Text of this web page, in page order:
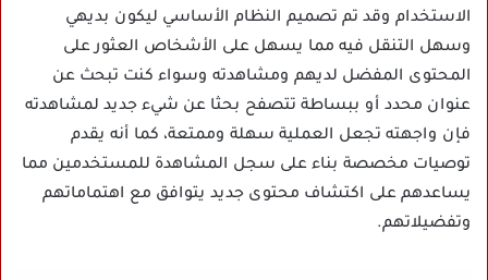
الاستخدام وقد تم تصميم النظام الأساسي ليكون بديهي
وسهل التنقل فيه مما يسهل على الأشخاص العثور على
المحتوى المفضل لديهم ومشاهدته وسواء كنت تبحث عن
عنوان محدد أو ببساطة تتصفح بحثا عن شيء جديد لمشاهدته
فإن واجهته تجعل العملية سهلة وممتعة، كما أنه يقدم
توصيات مخصصة بناء على سجل المشاهدة للمستخدمين مما
يساعدهم على اكتشاف محتوى جديد يتوافق مع اهتماماتهم
وتفضيلاتهم.